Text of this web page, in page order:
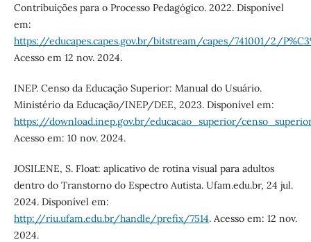
Contribuições para o Processo Pedagógico. 2022. Disponível
em:
https://educapes.capes.gov.br/bitstream/capes/741001/2/
Acesso em 12 nov. 2024.
INEP. Censo da Educação Superior: Manual do Usuário.
Ministério da Educação/INEP/DEE, 2023. Disponível em:
https://download.inep.gov.br/educacao_superior/
Acesso em: 10 nov. 2024.
JOSILENE, S. Float: aplicativo de rotina visual para adultos
dentro do Transtorno do Espectro Autista. Ufam.edu.br, 24 jul.
2024. Disponível em:
http://riu.ufam.edu.br/handle/prefix/7514. Acesso em: 12 nov.
2024.